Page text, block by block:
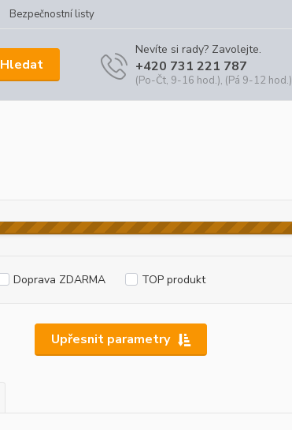
Bezpečnostní listy
Hledat
Nevíte si rady? Zavolejte.
+420 731 221 787
(Po-Čt, 9-16 hod.), (Pá 9-12 hod.)
Upřesnit parametry
Doprava ZDARMA TOP produkt